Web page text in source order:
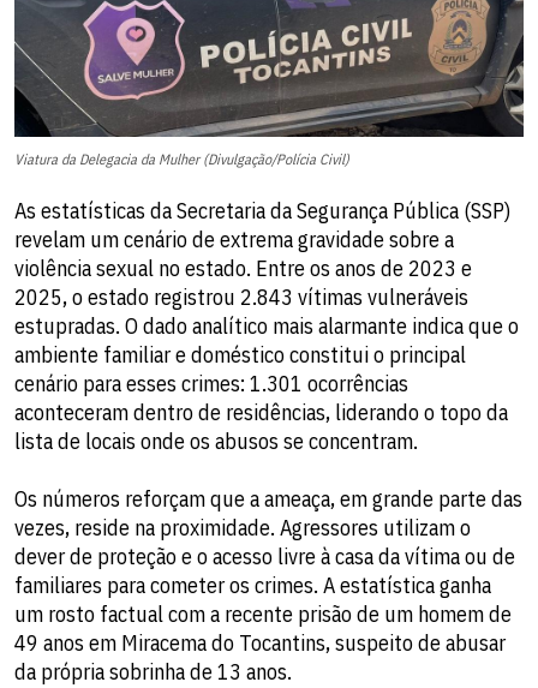
Viatura da Delegacia da Mulher (Divulgação/Polícia Civil)
As estatísticas da Secretaria da Segurança Pública (SSP)
revelam um cenário de extrema gravidade sobre a
violência sexual no estado. Entre os anos de 2023 e
2025, o estado registrou 2.843 vítimas vulneráveis
estupradas. O dado analítico mais alarmante indica que o
ambiente familiar e doméstico constitui o principal
cenário para esses crimes: 1.301 ocorrências
aconteceram dentro de residências, liderando o topo da
lista de locais onde os abusos se concentram.
Os números reforçam que a ameaça, em grande parte das
vezes, reside na proximidade. Agressores utilizam o
dever de proteção e o acesso livre à casa da vítima ou de
familiares para cometer os crimes. A estatística ganha
um rosto factual com a recente prisão de um homem de
49 anos em Miracema do Tocantins, suspeito de abusar
da própria sobrinha de 13 anos.